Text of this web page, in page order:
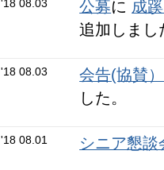
'18 08.03 公募に 成
追加しまし
'18 08.03
会告(協賛）
した。
'18 08.01 シニア懇談